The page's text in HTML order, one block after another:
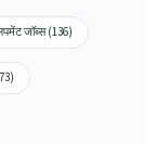
जॉब्स (136)